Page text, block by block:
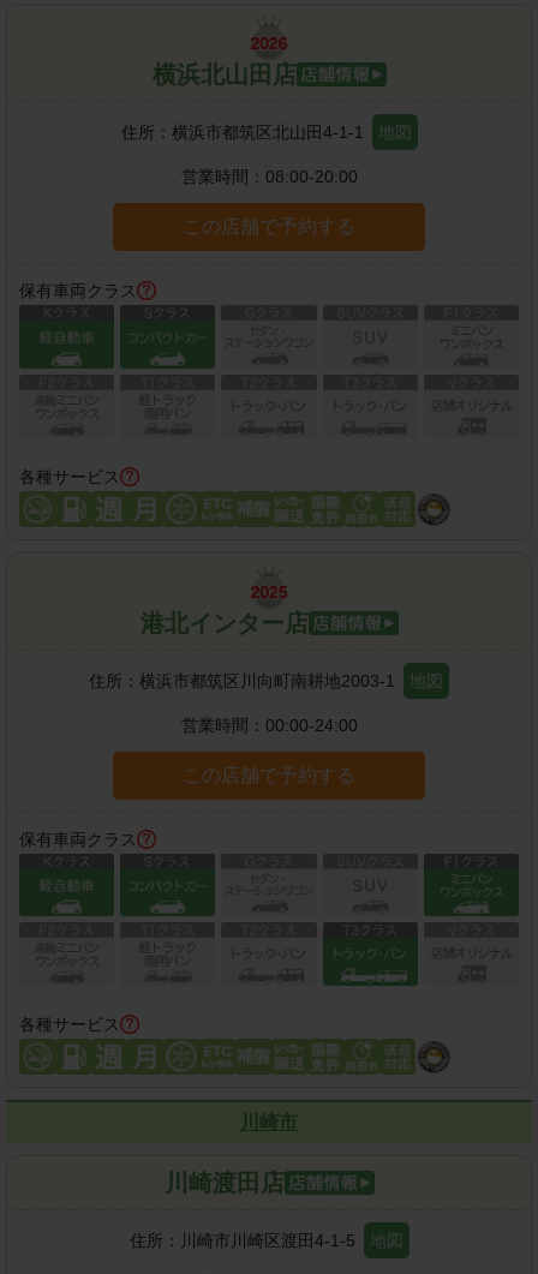
横浜北山田店
住所： 横浜市都筑区北山田4-1-1 地図
営業時間： 08:00-20:00
この店舗で予約する
保有車両クラス
各種サービス
港北インター店
住所： 横浜市都筑区川向町南耕地2003-1 地図
営業時間： 00:00-24:00
この店舗で予約する
保有車両クラス
各種サービス
川崎市
川崎渡田店
住所： 川崎市川崎区渡田4-1-5 地図